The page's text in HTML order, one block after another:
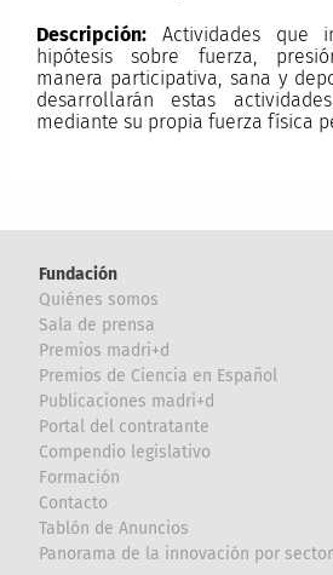
Descripción:Actividades que
hipótesis sobre fuerza,
manera participativa, sana y
desarrollarán estas
mediante su propia fuerza física
Fundación
Quiénes somos
Sala de prensa
Premios madri+d
Premios de Ciencia en Español
Publicaciones madri+d
Portal del contratante
Compendio legislativo
Formación
Contacto
Tablón de Anuncios
Panorama de la innovación por